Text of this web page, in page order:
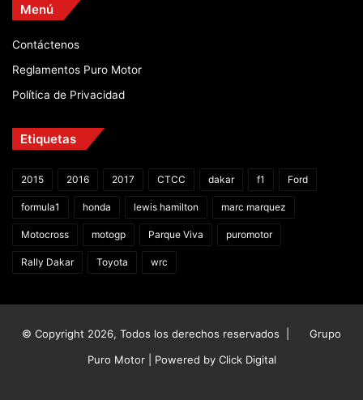
Menú
Contáctenos
Reglamentos Puro Motor
Política de Privacidad
Etiquetas
2015 2016 2017 CTCC dakar f1 Ford
formula1 honda lewis hamilton marc marquez
Motocross motogp Parque Viva puromotor
Rally Dakar Toyota wrc
© Copyright 2026, Todos los derechos reservados |
Grupo
Puro Motor | Powered by Click Digital